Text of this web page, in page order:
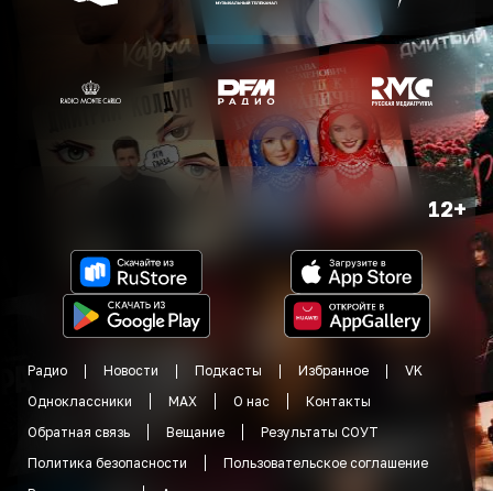
12+
Радио Новости Подкасты Избранное
VK
Одноклассники
MAX О нас
Контакты
Обратная связь
Вещание
Результаты СОУТ
Политика безопасности
Пользовательское соглашение